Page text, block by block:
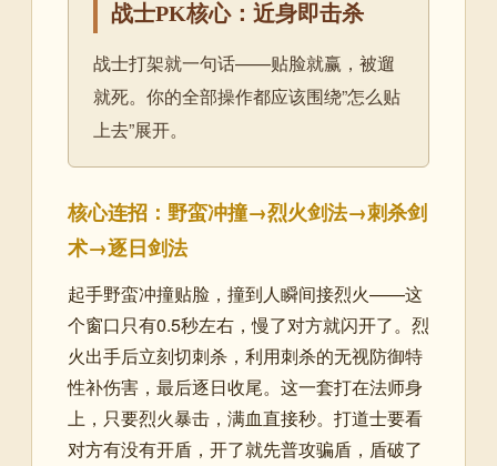
战士PK核心：近身即击杀
战士打架就一句话——贴脸就赢，被遛
就死。你的全部操作都应该围绕”怎么贴
上去”展开。
核心连招：野蛮冲撞→烈火剑法→刺杀剑
术→逐日剑法
起手野蛮冲撞贴脸，撞到人瞬间接烈火——这
个窗口只有0.5秒左右，慢了对方就闪开了。烈
火出手后立刻切刺杀，利用刺杀的无视防御特
性补伤害，最后逐日收尾。这一套打在法师身
上，只要烈火暴击，满血直接秒。打道士要看
对方有没有开盾，开了就先普攻骗盾，盾破了